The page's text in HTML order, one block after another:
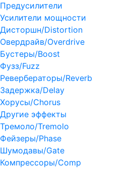
Предусилители
Усилители мощности
Дисторшн/Distortion
Овердрайв/Overdrive
Бустеры/Boost
Фузз/Fuzz
Ревербераторы/Reverb
Задержка/Delay
Хорусы/Chorus
Другие эффекты
Тремоло/Tremolo
Фейзеры/Phase
Шумодавы/Gate
Компрессоры/Comp